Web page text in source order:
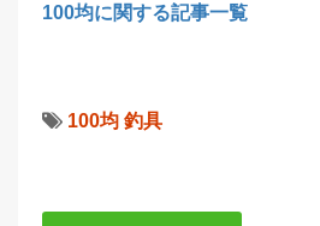
100均に関する記事一覧
100均 釣具